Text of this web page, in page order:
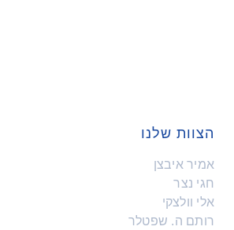
הצוות שלנו
אמיר איבצן
חגי נצר
אלי וולצקי
רותם ה. שפטלר